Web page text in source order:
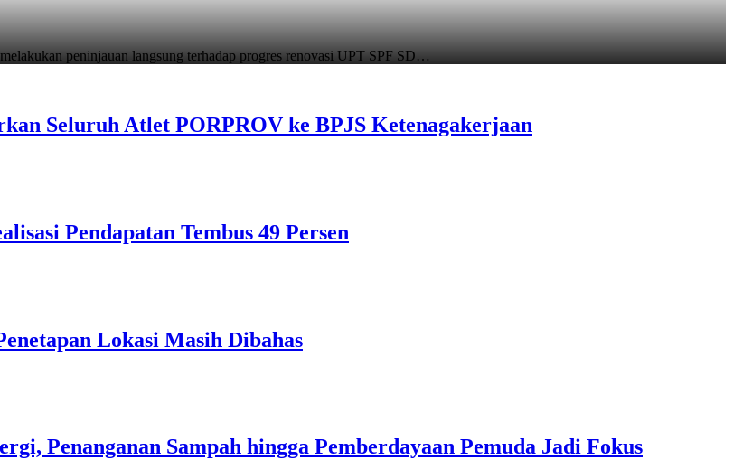
peninjauan langsung terhadap progres renovasi UPT SPF SD…
Seluruh Atlet PORPROV ke BPJS Ketenagakerjaan
Pendapatan Tembus 49 Persen
Lokasi Masih Dibahas
Penanganan Sampah hingga Pemberdayaan Pemuda Jadi Fokus